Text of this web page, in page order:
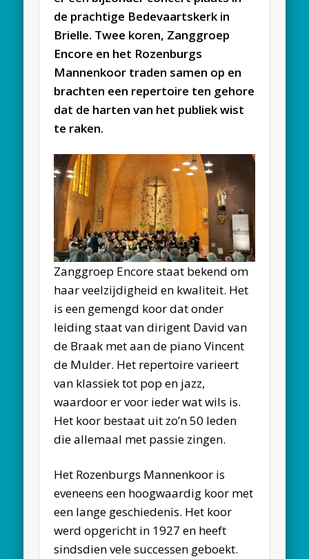
de prachtige Bedevaartskerk in
Brielle. Twee koren, Zanggroep
Encore en het Rozenburgs
Mannenkoor traden samen op en
brachten een repertoire ten gehore
dat de harten van het publiek wist
te raken.
Zanggroep Encore staat bekend om
haar veelzijdigheid en kwaliteit. Het
is een gemengd koor dat onder
leiding staat van dirigent David van
de Braak met aan de piano Vincent
de Mulder. Het repertoire varieert
van klassiek tot pop en jazz,
waardoor er voor ieder wat wils is.
Het koor bestaat uit zo’n 50 leden
die allemaal met passie zingen.
Het Rozenburgs Mannenkoor is
eveneens een hoogwaardig koor met
een lange geschiedenis. Het koor
werd opgericht in 1927 en heeft
sindsdien vele successen geboekt.